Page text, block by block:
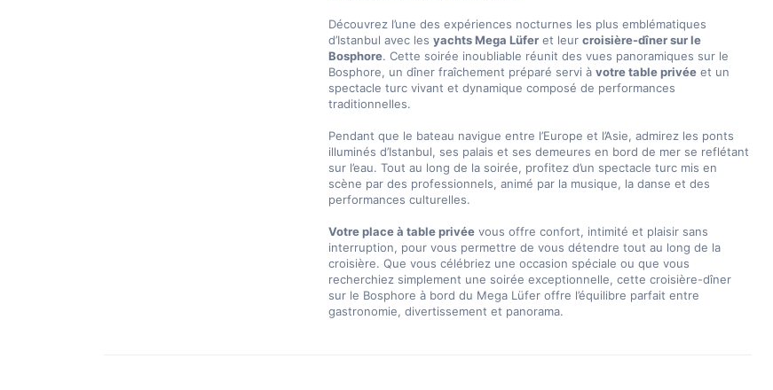
Découvrez l’une des expériences nocturnes les plus emblématiques
d’Istanbul avec les yachts Mega Lüfer et leur croisière-dîner sur le
Bosphore. Cette soirée inoubliable réunit des vues panoramiques sur le
Bosphore, un dîner fraîchement préparé servi à votre table privée et un
spectacle turc vivant et dynamique composé de performances
traditionnelles.
Pendant que le bateau navigue entre l’Europe et l’Asie, admirez les ponts
illuminés d’Istanbul, ses palais et ses demeures en bord de mer se reflétant
sur l’eau. Tout au long de la soirée, profitez d’un spectacle turc mis en
scène par des professionnels, animé par la musique, la danse et des
performances culturelles.
Votre place à table privée vous offre confort, intimité et plaisir sans
interruption, pour vous permettre de vous détendre tout au long de la
croisière. Que vous célébriez une occasion spéciale ou que vous
recherchiez simplement une soirée exceptionnelle, cette croisière-dîner
sur le Bosphore à bord du Mega Lüfer offre l’équilibre parfait entre
gastronomie, divertissement et panorama.